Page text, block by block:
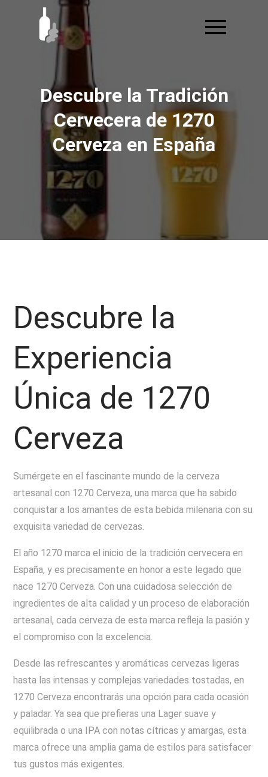
contenido
Descubre la Tradición
Cervecera de 1270
Cerveza en España
Descubre la
Experiencia
Única de 1270
Cerveza
Sumérgete en el fascinante mundo de la cerveza
artesanal con 1270 Cerveza, una marca que ha sabido
conquistar a los amantes de esta bebida milenaria con su
exquisita variedad de cervezas.
El año 1270 marca el inicio de la tradición cervecera en
España, y es precisamente en honor a este legado que
nace 1270 Cerveza. Con una cuidadosa selección de
ingredientes de alta calidad y un proceso de elaboración
artesanal, cada cerveza de esta marca refleja la pasión y
el compromiso con la excelencia.
Desde las refrescantes y aromáticas cervezas ligeras
hasta las intensas y complejas variedades tostadas, en
1270 Cerveza encontrarás una opción para cada ocasión
y paladar. Ya sea que prefieras una Lager suave y
equilibrada o una IPA con notas cítricas y amargas, esta
marca ofrece una amplia gama de estilos para satisfacer
tus gustos más exigentes.